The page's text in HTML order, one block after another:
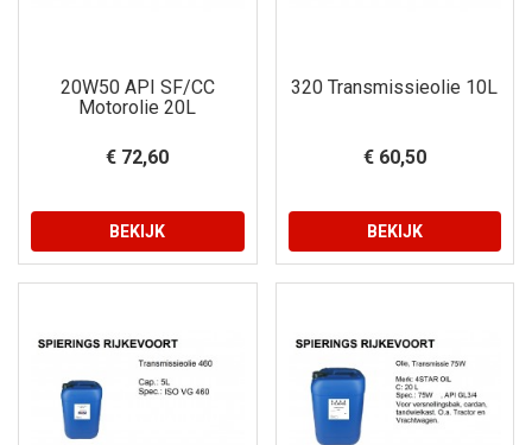
20W50 API SF/CC
Motorolie 20L
€ 72,60
BEKIJK
320 Transmissieolie 10L
€ 60,50
BEKIJK